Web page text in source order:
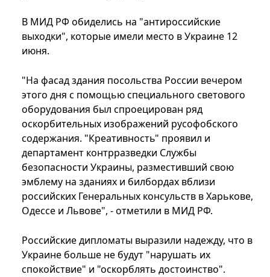
В МИД РФ обиделись на "антироссийские
выходки", которые имели место в Украине 12
июня.
"На фасад здания посольства России вечером
этого дня с помощью специального светового
оборудования был спроецирован ряд
оскорбительных изображений русофобского
содержания. "Креативность" проявил и
департамент контрразведки Службы
безопасности Украины, разместивший свою
эмблему на зданиях и билбордах вблизи
российских Генеральных консульств в Харькове,
Одессе и Львове", - отметили в МИД РФ.
Российские дипломаты выразили надежду, что в
Украине больше не будут "нарушать их
спокойствие" и "оскорблять достоинство".